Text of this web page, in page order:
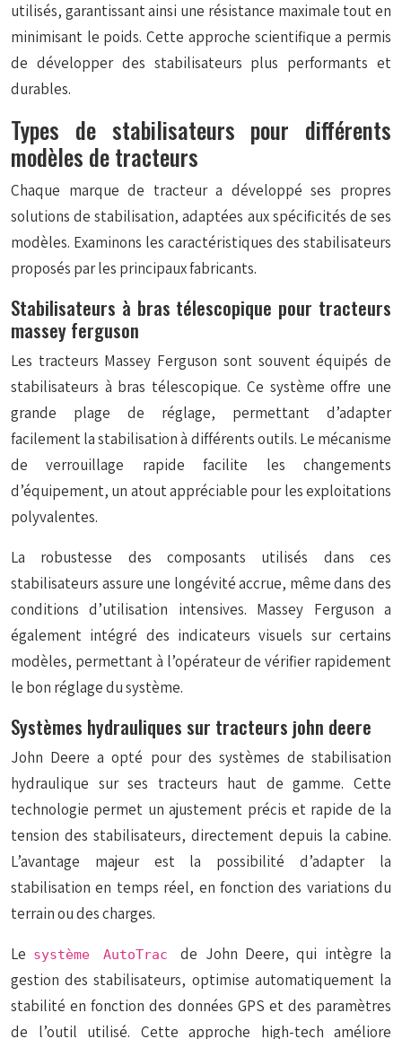
utilisés, garantissant ainsi une résistance maximale tout en
minimisant le poids. Cette approche scientifique a permis
de développer des stabilisateurs plus performants et
durables.
Types de stabilisateurs pour différents
modèles de tracteurs
Chaque marque de tracteur a développé ses propres
solutions de stabilisation, adaptées aux spécificités de ses
modèles. Examinons les caractéristiques des stabilisateurs
proposés par les principaux fabricants.
Stabilisateurs à bras télescopique pour tracteurs
massey ferguson
Les tracteurs Massey Ferguson sont souvent équipés de
stabilisateurs à bras télescopique. Ce système offre une
grande plage de réglage, permettant d’adapter
facilement la stabilisation à différents outils. Le mécanisme
de verrouillage rapide facilite les changements
d’équipement, un atout appréciable pour les exploitations
polyvalentes.
La robustesse des composants utilisés dans ces
stabilisateurs assure une longévité accrue, même dans des
conditions d’utilisation intensives. Massey Ferguson a
également intégré des indicateurs visuels sur certains
modèles, permettant à l’opérateur de vérifier rapidement
le bon réglage du système.
Systèmes hydrauliques sur tracteurs john deere
John Deere a opté pour des systèmes de stabilisation
hydraulique sur ses tracteurs haut de gamme. Cette
technologie permet un ajustement précis et rapide de la
tension des stabilisateurs, directement depuis la cabine.
L’avantage majeur est la possibilité d’adapter la
stabilisation en temps réel, en fonction des variations du
terrain ou des charges.
Le système AutoTracde John Deere, qui intègre la
gestion des stabilisateurs, optimise automatiquement la
stabilité en fonction des données GPS et des paramètres
de l’outil utilisé. Cette approche high-tech améliore